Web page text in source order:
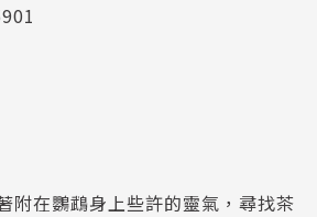
附在鸚鵡身上些許的靈氣，尋找茶